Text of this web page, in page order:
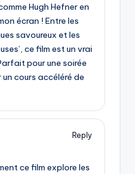
Hugh Hefner en
écran ! Entre les
savoureux et les
ce film est un vrai
pour une soirée
cours accéléré de
Reply
ce film explore les